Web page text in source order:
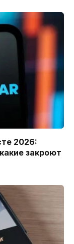
2026:
закроют